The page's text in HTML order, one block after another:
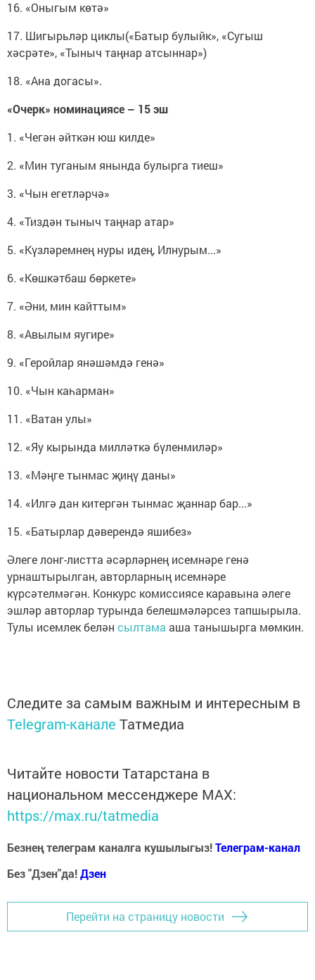
16. «Оныгым көтә»
17. Шигырьләр циклы(«Батыр булыйк», «Сугыш
хәсрәте», «Тыныч таңнар атсыннар»)
18. «Ана догасы».
«Очерк» номинациясе – 15 эш
1. «Чегән әйткән юш килде»
2. «Мин туганым янында булырга тиеш»
3. «Чын егетләрчә»
4. «Тиздән тыныч таңнар атар»
5. «Күзләремнең нуры идең, Илнурым...»
6. «Көшкәтбаш бөркете»
7. «Әни, мин кайттым»
8. «Авылым яугире»
9. «Геройлар янәшәмдә генә»
10. «Чын каһарман»
11. «Ватан улы»
12. «Яу кырында милләткә бүленмиләр»
13. «Мәңге тынмас җиңү даны»
14. «Илгә дан китергән тынмас җаннар бар...»
15. «Батырлар дәверендә яшибез»
Әлеге лонг-листта әсәрләрнең исемнәре генә
урнаштырылган, авторларның исемнәре
күрсәтелмәгән. Конкурс комиссиясе каравына әлеге
эшләр авторлар турында белешмәләрсез тапшырыла.
Тулы исемлек белән сылтама аша танышырга мөмкин.
Следите за самым важным и интересным в
Telegram-канале Татмедиа
Читайте новости Татарстана в
национальном мессенджере MАХ:
https://max.ru/tatmedia
Безнең телеграм каналга кушылыгыз!Телеграм-канал
Без "Дзен"да!Дзен
Перейти на страницу новости